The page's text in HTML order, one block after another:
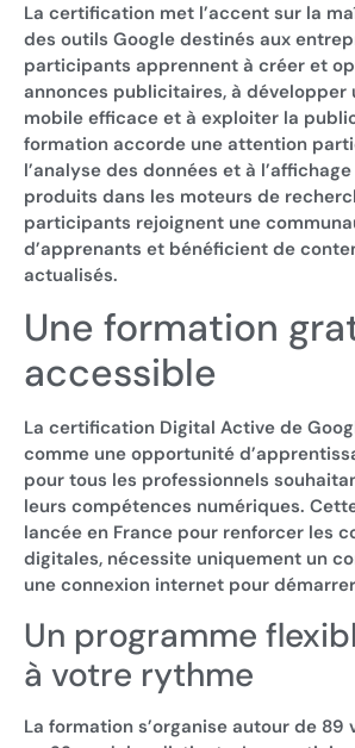
La certification met l’accent sur la
des outils Google destinés aux
participants apprennent à créer et
annonces publicitaires, à développer
mobile efficace et à exploiter la
formation accorde une attention
l’analyse des données et à
produits dans les moteurs de
participants rejoignent une
d’apprenants et bénéficient de
actualisés.
Une formation
accessible
La certification Digital Active de
comme une opportunité
pour tous les professionnels
leurs compétences numériques.
lancée en France pour renforcer les
digitales, nécessite uniquement un
une connexion internet pour
Un programme
à votre rythme
La formation s’organise autour de 89